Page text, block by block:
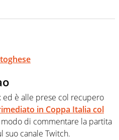
ed è alle prese col recupero
in Coppa Italia col
di commentare la partita
suo canale Twitch.